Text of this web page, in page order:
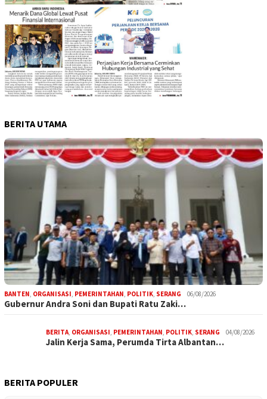
BERITA UTAMA
BANTEN ORGANISASI PEMERINTAHAN POLITIK SERANG 06/08/2026
Gubernur Andra Soni dan Bupati Ratu Zaki…
BERITA ORGANISASI PEMERINTAHAN POLITIK SERANG 04/08/2026
Jalin Kerja Sama, Perumda Tirta Albantan…
BERITA POPULER